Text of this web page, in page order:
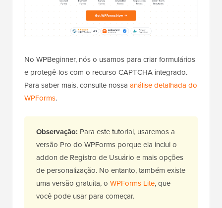
No WPBeginner, nós o usamos para criar formulários
e protegê-los com o recurso CAPTCHA integrado.
Para saber mais, consulte nossa análise detalhada do
WPForms.
Observação: Para este tutorial, usaremos a
versão Pro do WPForms porque ela inclui o
addon de Registro de Usuário e mais opções
de personalização. No entanto, também existe
uma versão gratuita, o WPForms Lite, que
você pode usar para começar.